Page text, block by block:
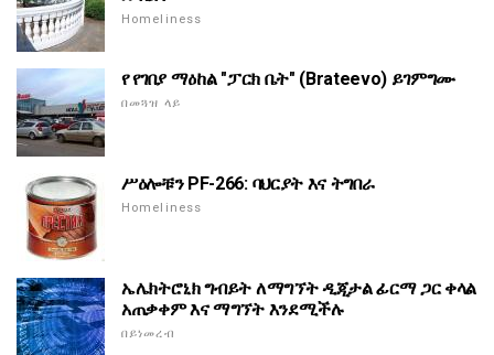
Homeliness
የ የገበያ ማዕከል "ፓርክ ቤት" (Brateevo) ይገምግሙ
በመጓዝ ላይ
ሥዕሎቹን PF-266: ባህርያት እና ትግበራ
Homeliness
ኤሌክትሮኒክ ግብይት ለማግኘት ዲጂታል ፊርማ ጋር ቀላል
አጠቃቀም እና ማግኘት እንደሚችሉ
በይነመረብ